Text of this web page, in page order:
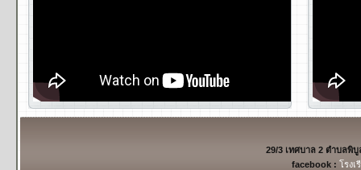
29/3 เทศบาล 2 ตำบลพิ
facebook : โรงเ